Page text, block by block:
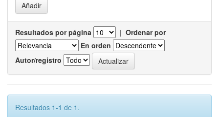
Resultados por página | Ordenar por
En orden
Autor/registro
Resultados 1-1 de 1.